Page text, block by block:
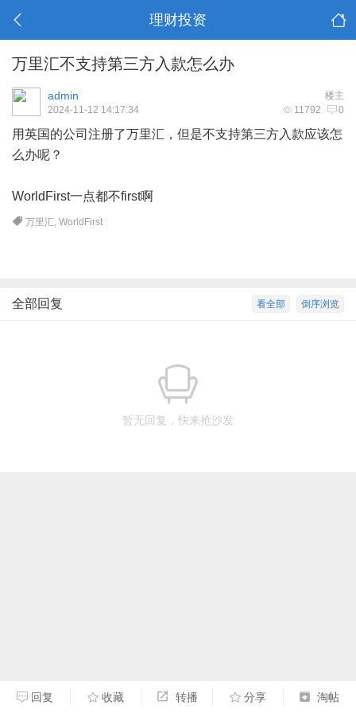
理财投资
万里汇不支持第三方入款怎么办
楼主
admin
11792 0
2024-11-12 14:17:34
用英国的公司注册了万里汇，但是不支持第三方入款应该怎
么办呢？
WorldFirst一点都不first啊
万里汇,WorldFirst
倒序浏览
看全部
全部回复
暂无回复，快来抢沙发
回复 收藏 转播 分享 淘帖